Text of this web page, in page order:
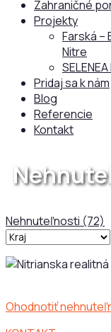
Zahraničné
Projekty
Farská –
Nitre
Pridaj sa k nám
Blog
Referencie
Kontakt
Nehnuteľnosti (72)
Ohodnotiť